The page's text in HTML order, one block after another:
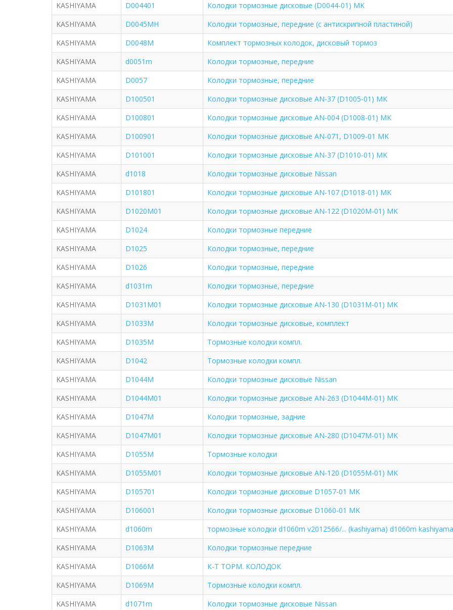
KASHIYAMA
D004401
Колодки тормозные дисковые (D0044-01) MK
KASHIYAMA
D0045MH
Колодки тормозные, передние (с антискрипной пластиной)
KASHIYAMA
D0048M
Комплект тормозных колодок, дисковый тормоз
KASHIYAMA
d0051m
Колодки тормозные, передние
KASHIYAMA
D0057
Колодки тормозные, передние
KASHIYAMA
D100501
Колодки тормозные дисковые AN-37 (D1005-01) MK
KASHIYAMA
D100801
Колодки тормозные дисковые AN-004 (D1008-01) MK
KASHIYAMA
D100901
Колодки тормозные дисковые AN-071, D1009-01 MK
KASHIYAMA
D101001
Колодки тормозные дисковые AN-37 (D1010-01) MK
KASHIYAMA
d1018
Колодки тормозные дисковые Nissan
KASHIYAMA
D101801
Колодки тормозные дисковые AN-107 (D1018-01) MK
KASHIYAMA
D1020M01
Колодки тормозные дисковые AN-122 (D1020M-01) MK
KASHIYAMA
D1024
Колодки тормозные передние
KASHIYAMA
D1025
Колодки тормозные, передние
KASHIYAMA
D1026
Колодки тормозные, передние
KASHIYAMA
d1031m
Колодки тормозные, передние
KASHIYAMA
D1031M01
Колодки тормозные дисковые AN-130 (D1031M-01) MK
KASHIYAMA
D1033M
Колодки тормозные дисковые, комплект
KASHIYAMA
D1035M
Тормозные колодки компл.
KASHIYAMA
D1042
Тормозные колодки компл.
KASHIYAMA
D1044M
Колодки тормозные дисковые Nissan
KASHIYAMA
D1044M01
Колодки тормозные дисковые AN-263 (D1044M-01) MK
KASHIYAMA
D1047M
Колодки тормозные, задние
KASHIYAMA
D1047M01
Колодки тормозные дисковые AN-280 (D1047M-01) MK
KASHIYAMA
D1055M
Тормозные колодки
KASHIYAMA
D1055M01
Колодки тормозные дисковые AN-120 (D1055M-01) MK
KASHIYAMA
D105701
Колодки тормозные дисковые D1057-01 MK
KASHIYAMA
D106001
Колодки тормозные дисковые D1060-01 MK
KASHIYAMA
d1060m
тормозные колодки d1060m v2012566/... (kashiyama) d1060m kashiyama
KASHIYAMA
D1063M
Колодки тормозные передние
KASHIYAMA
D1066M
К-Т ТОРМ. КОЛОДОК
KASHIYAMA
D1069M
Тормозные колодки компл.
KASHIYAMA
d1071m Колодки тормозные дисковые Nissan